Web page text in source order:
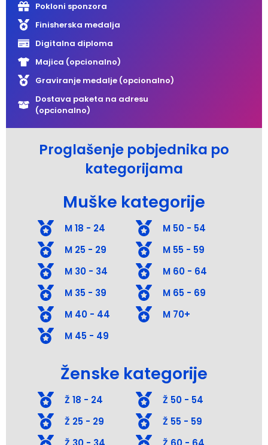
Pokloni sponzora
Finisherska medalja
Digitalna diploma
Majica (opcionalno)
Graviranje medalje (opcionalno)
Dostava paketa na adresu
(opcionalno)
Proglašenje pobjednika po
kategorijama
Muške kategorije
M 18 - 24
M 25 - 29
M 30 - 34
M 35 - 39
M 40 - 44
M 45 - 49
M 50 - 54
M 55 - 59
M 60 - 64
M 65 - 69
M 70+
Ženske kategorije
Ž 18 - 24
Ž 25 - 29
Ž 50 - 54
Ž 55 - 59